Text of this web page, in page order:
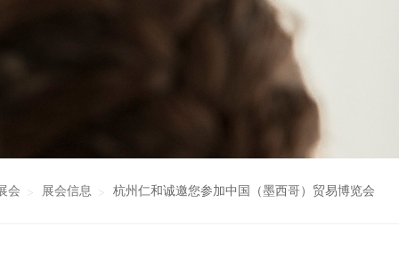
会 展会信息 杭州仁和诚邀您参加中国（墨西哥）贸易博览会